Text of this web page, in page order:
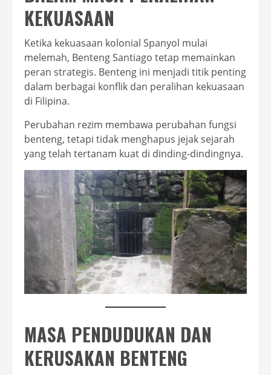
KEKUASAAN
Ketika kekuasaan kolonial Spanyol mulai
melemah, Benteng Santiago tetap memainkan
peran strategis. Benteng ini menjadi titik penting
dalam berbagai konflik dan peralihan kekuasaan
di Filipina.
Perubahan rezim membawa perubahan fungsi
benteng, tetapi tidak menghapus jejak sejarah
yang telah tertanam kuat di dinding-dindingnya.
MASA PENDUDUKAN DAN
KERUSAKAN BENTENG